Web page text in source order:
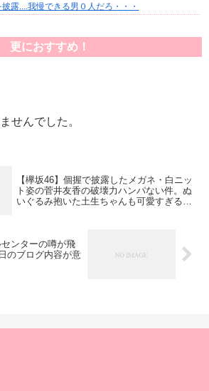
露....我慢できる男０人だろ・・・
更におすすめ！
せんでした。
【欅坂46】個握で披露したメガネ・白ニッ
ト姿の菅井友香の破壊力ハンパない件。ぬ
いぐるみ抱いた土生ちゃんも可愛すぎるな
センターの噂が飛
のブログ内容が意